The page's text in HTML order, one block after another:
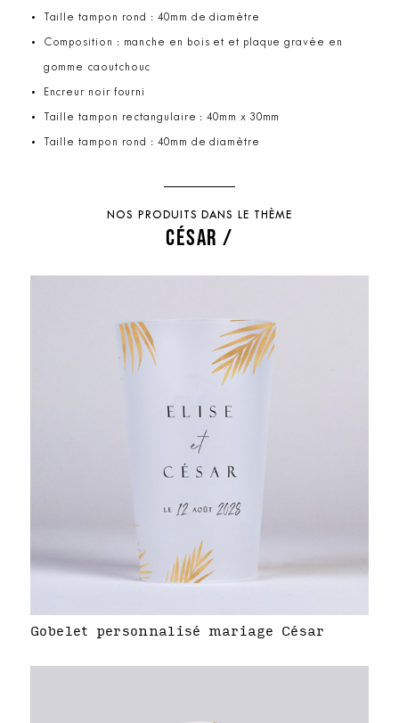
Taille tampon rond : 40mm de diamètre
Composition : manche en bois et et plaque gravée en
gomme caoutchouc
Encreur noir fourni
Taille tampon rectangulaire : 40mm x 30mm
Taille tampon rond : 40mm de diamètre
NOS PRODUITS DANS LE THÈME
CÉSAR /
Gobelet personnalisé mariage César